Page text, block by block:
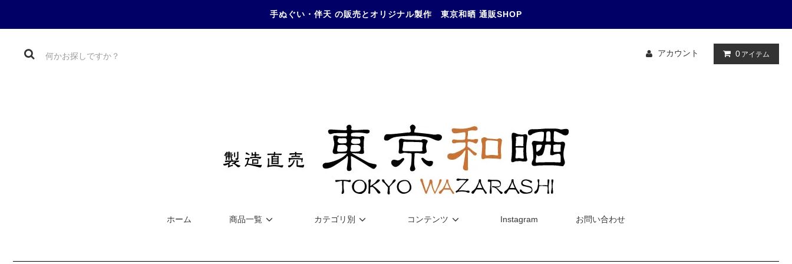
手ぬぐい・伴天 の販売とオリジナル製作 東京和晒 通販SHOP
アカウント 0 アイテム
ホーム 商品一覧 カテゴリ別 コンテンツ Instagram お問い合わせ